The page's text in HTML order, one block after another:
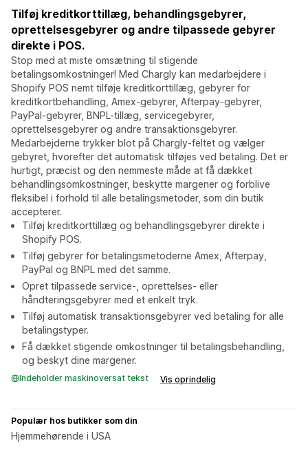
Tilføj kreditkorttillæg, behandlingsgebyrer,
oprettelsesgebyrer og andre tilpassede gebyrer
direkte i POS.
Stop med at miste omsætning til stigende
betalingsomkostninger! Med Chargly kan medarbejdere i
Shopify POS nemt tilføje kreditkorttillæg, gebyrer for
kreditkortbehandling, Amex-gebyrer, Afterpay-gebyrer,
PayPal-gebyrer, BNPL-tillæg, servicegebyrer,
oprettelsesgebyrer og andre transaktionsgebyrer.
Medarbejderne trykker blot på Chargly-feltet og vælger
gebyret, hvorefter det automatisk tilføjes ved betaling. Det er
hurtigt, præcist og den nemmeste måde at få dækket
behandlingsomkostninger, beskytte margener og forblive
fleksibel i forhold til alle betalingsmetoder, som din butik
accepterer.
Tilføj kreditkorttillæg og behandlingsgebyrer direkte i
Shopify POS.
Tilføj gebyrer for betalingsmetoderne Amex, Afterpay,
PayPal og BNPL med det samme.
Opret tilpassede service-, oprettelses- eller
håndteringsgebyrer med et enkelt tryk.
Tilføj automatisk transaktionsgebyrer ved betaling for alle
betalingstyper.
Få dækket stigende omkostninger til betalingsbehandling,
og beskyt dine margener.
Indeholder maskinoversat tekst Vis oprindelig
Populær hos butikker som din
Hjemmehørende i USA